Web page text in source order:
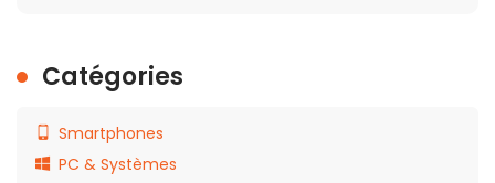
Catégories
Smartphones
PC & Systèmes